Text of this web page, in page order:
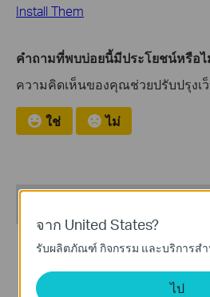
Install Them
คำถามที่พบบ่อยนี้มีประโยชน์หรือไ
ความคิดเห็นของคุณช่วยปรับปรุงเ
ใช่ ไม่
จาก United States?
รับผลิตภัณฑ์ กิจกรรม และบริการส
ไป